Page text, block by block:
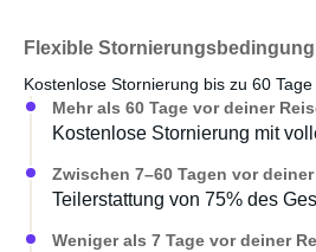
Flexible Stornierungsbedingung
Kostenlose Stornierung bis zu 60
Mehr als 60 Tage vor deiner
Kostenlose Stornierung mit
Zwischen 7–60 Tagen vor
Teilerstattung von 75% des
Weniger als 7 Tage vor deiner